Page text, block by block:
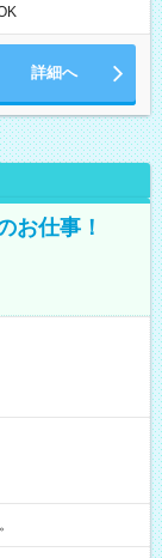
ご勤務いただけま
なお仕事です！
詳細へ
お仕事！